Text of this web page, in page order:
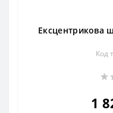
Ексцентрикова
Код
1